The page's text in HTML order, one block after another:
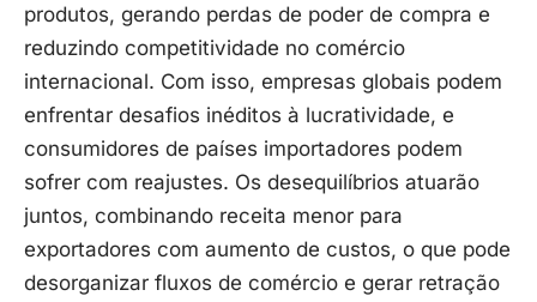
produtos, gerando perdas de poder de compra e
reduzindo competitividade no comércio
internacional. Com isso, empresas globais podem
enfrentar desafios inéditos à lucratividade, e
consumidores de países importadores podem
sofrer com reajustes. Os desequilíbrios atuarão
juntos, combinando receita menor para
exportadores com aumento de custos, o que pode
desorganizar fluxos de comércio e gerar retração